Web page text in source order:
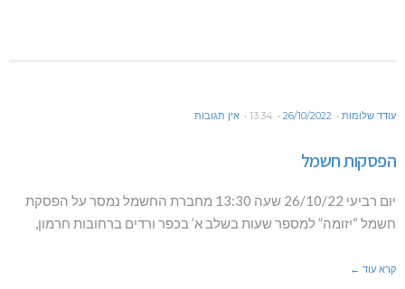
עודד שלומות 26/10/2022
13:34 אין תגובות
הפסקות חשמל
יום רביעי 26/10/22 שעה 13:30 מחברת החשמל נמסר על הפסקת
חשמל “יזומה” למספר שעות בשלב א’ בכפר ורדים ברחובות חרמון,
קרא עוד ←